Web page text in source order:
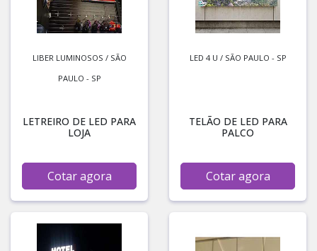
LIBER LUMINOSOS / SÃO
PAULO - SP
LETREIRO DE LED PARA
LOJA
Cotar agora
LED 4 U / SÃO PAULO - SP
TELÃO DE LED PARA
PALCO
Cotar agora